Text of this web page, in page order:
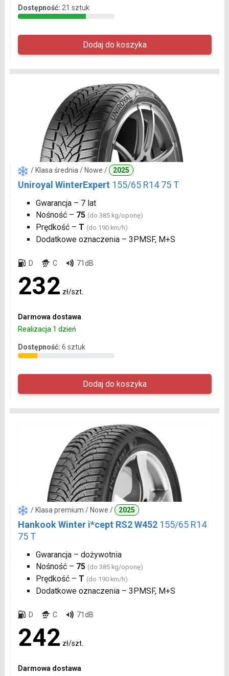
Dostępność: 21 sztuk
/ Klasa średnia / Nowe / 2025
Uniroyal WinterExpert 155/65 R14 75 T
Gwarancja – 7 lat
Nośność – 75 (do 385 kg/oponę)
Prędkość – T (do 190 km/h)
Dodatkowe oznaczenia – 3PMSF, M+S
D C 71dB
232 zł/szt.
Darmowa dostawa
Realizacja 1 dzień
Dostępność: 6 sztuk
/ Klasa premium / Nowe / 2025
Hankook Winter i*cept RS2 W452 155/65 R14
75 T
Gwarancja – dożywotnia
Nośność – 75 (do 385 kg/oponę)
Prędkość – T (do 190 km/h)
Dodatkowe oznaczenia – 3PMSF, M+S
D C 71dB
242 zł/szt.
Darmowa dostawa